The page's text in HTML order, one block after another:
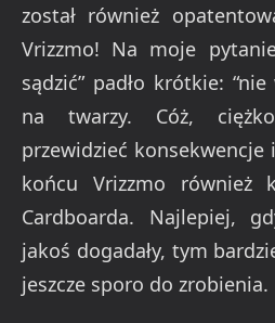
został również
Vrizzmo! Na moje
sądzić” padło krótkie:
na twarzy. Cóż,
przewidzieć
końcu Vrizzmo również
Cardboarda. Najlepiej,
jakoś dogadały, tym
jeszcze sporo do zrobienia.